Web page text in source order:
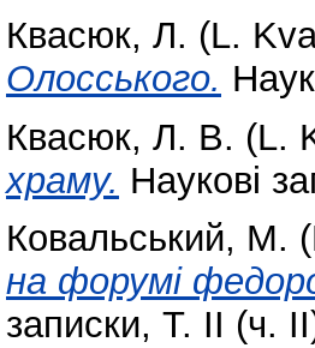
Квасюк, Л. (L.
Олосського.
Квасюк, Л. В. (L.
храму. Наукові
Ковальський, М.
на форумі
записки, Т. ІІ (ч.